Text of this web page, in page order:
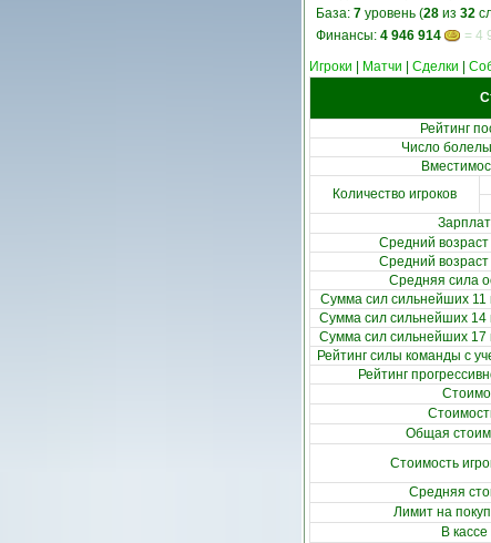
База: 7 уровень (28 из 32
Финансы: 4 946 914 = 4
Игроки Матчи Сделки
Рейтинг
Число
Количество игроков
Средний возраст
Средний возраст
Средняя сила
Сумма сил сильнейших 11
Сумма сил сильнейших 14
Сумма сил сильнейших 17
Рейтинг силы команды с
Рейтинг
Общая
Стоимость
Средняя
Лимит на
В